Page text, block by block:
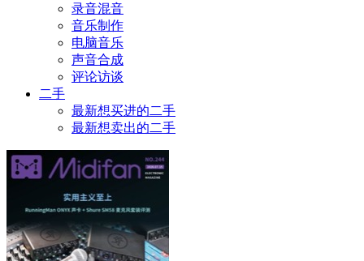
录音混音
音乐制作
电脑音乐
声音合成
评论访谈
二手
最新想买进的二手
最新想卖出的二手